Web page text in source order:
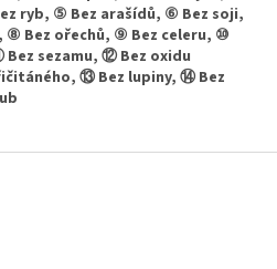
ryb, ⑤ Bez arašídů, ⑥ Bez soji,
⑧ Bez ořechů, ⑨ Bez celeru, ⑩
sezamu, ⑫ Bez oxidu
⑬ Bez lupiny, ⑭ Bez